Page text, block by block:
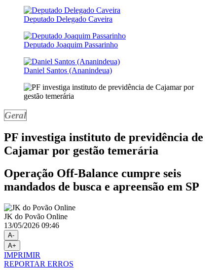
Deputado Delegado Caveira
Deputado Joaquim Passarinho
Daniel Santos (Ananindeua)
Geral
PF investiga instituto de previdência de
Cajamar por gestão temerária
Operação Off-Balance cumpre seis
mandados de busca e apreensão em SP
JK do Povão Online
13/05/2026 09:46
A-
A+
IMPRIMIR
REPORTAR ERROS